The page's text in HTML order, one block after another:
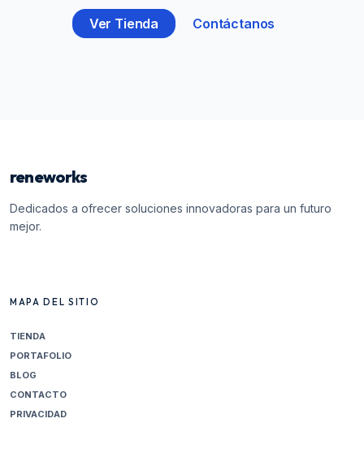
Ver Tienda Contáctanos
reneworks
Dedicados a ofrecer soluciones innovadoras para un futuro
mejor.
MAPA DEL SITIO
TIENDA
PORTAFOLIO
BLOG
CONTACTO
PRIVACIDAD